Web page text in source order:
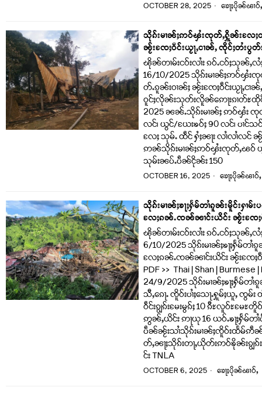
OCTOBER 28, 2025 ၶေႃႈပိုၼ်ၽၢဝ်
သိုၵ်းမၢၼ်ႈဢဝ်ၾႆးၸုတ်ႇႁိူၼ်းလႄႈ
ၼႂ်းၸႄႈဝဵင်းယႂႃႇငၢၼ်ႇ ၸိုင်ႈတႆးပွ
ၽိုၼ်တၢမ်းငဝ်းလၢႆး ၵဝ်ႉငဝ်ႈသုၼ်ႇ
16/10/2025 သိုၵ်းမၢၼ်ႈဢဝ်ၾႆး
တ်ႉၵူၼ်းဝၢၼ်ႈ ၼႂ်းၸႄႈဝဵင်းယႂႃႇငၢ
ဝူင်ႈလိုၼ်းသုတ်းလိူၼ်ဢေႃးၵၢတ်ႊ
2025 ၼၼ်ႉသိုၵ်းမၢၼ်ႈ ဢဝ်ၾႆး ၸု
လင်၊ ယွင်/ယႄးၶဝ်ႈ 90 လင်၊ ပၢင်သဝ်
လႄႈ သုမ်ႉ ထဵင် ႁႆႈၼႃး လၢႆလၢႆလင် ၼႂ်
ဢၼ်သိုၵ်းမၢၼ်ႈဢဝ်ၾႆးၸုတ်ႇၽဝ်
သုမ်းၼပ်ႉပဵၼ်ငိုၼ်း 150
OCTOBER 16, 2025 ၶေႃႈပိုၼ်ၽၢဝ်ႇ
သိုၵ်းမၢၼ်ႈၶႃႈႁႅမ်တၢႆၵူၼ်းမိူင်းႁၢမ်းပ
လႄႈၵၼ်ႉၸၼ်ၼၢင်းယိင်း ၼႂ်းၸႄႈဝဵ
ၽိုၼ်တၢမ်းငဝ်းလၢႆး ၵဝ်ႉငဝ်ႈသုၼ်ႇ
6/10/2025 သိုၵ်းမၢၼ်ႈၶႃႈႁႅမ်တၢႆၵူၼ်
လႄႈၵၼ်ႉၸၼ်ၼၢင်းယိင်း ၼႂ်းၸႄႈဝဵင်
PDF >> Thai | Shan |
24/9/2025 သိုၵ်းမၢၼ်ႈၶႃႈႁႅမ်တၢႆၵူ
သီႇၵေႃႉ ၸိူဝ်းပၢႆႈသေႃႉႁူမ်ႈယူႇ ၸွမ်
ဝဵင်းၵျွၵ်းမႄးမွၵ်ႈ 10 ၵီႊလူဝ်ႊမႄ
ဢွၼ်ႇယိင်း ဢႃယု 16 ယဝ်ႉၶႃႈႁႅမ်တ
ပဵၼ်ၼႂ်းသၢႆသိုၵ်းမၢၼ်ႈၸိူဝ်းထႅမ်ဢဵၼ်
တ်ႇၼႃႈသိုၵ်းတႃႇယိုတ်းဢဝ်ၶိုၼ်းၵ
င်း TNLA
OCTOBER 6, 2025 ၶေႃႈပိုၼ်ၽၢဝ်ႇ